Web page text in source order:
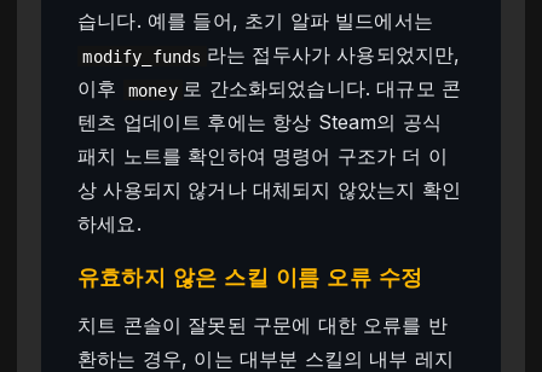
습니다. 예를 들어, 초기 알파 빌드에서는
modify_funds 라는 접두사가 사용되었지만,
이후
money 로 간소화되었습니다. 대규모 콘
텐츠 업데이트 후에는 항상 Steam의 공식
패치 노트를 확인하여 명령어 구조가 더 이
상 사용되지 않거나 대체되지 않았는지 확인
하세요.
유효하지 않은 스킬 이름 오류 수정
치트 콘솔이 잘못된 구문에 대한 오류를 반
환하는 경우, 이는 대부분 스킬의 내부 레지